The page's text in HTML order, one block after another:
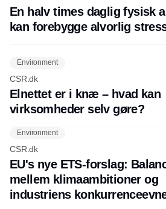
En halv times daglig fysisk
kan forebygge alvorlig
Environment
CSR.dk
Elnettet er i knæ – hvad kan
virksomheder selv gøre?
Environment
CSR.dk
EU's nye ETS-forslag:
mellem klimaambitioner og
industriens